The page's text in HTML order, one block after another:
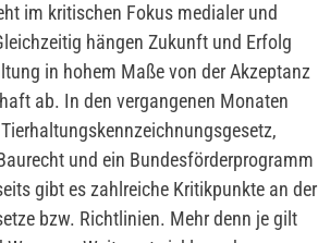
im kritischen Fokus medialer und
hängen Zukunft und Erfolg
in hohem Maße von der Akzeptanz
ab. In den vergangenen Monaten
und ein Bundesförderprogramm
gibt es zahlreiche Kritikpunkte an der
bzw. Richtlinien. Mehr denn je gilt